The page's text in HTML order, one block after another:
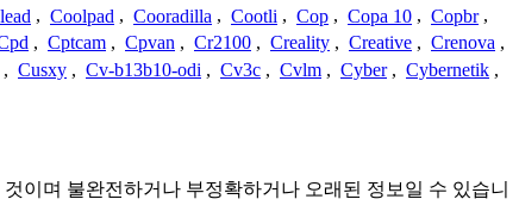
, Coolpad , Cooradilla , Cootli , Cop , Copa 10 , Copbr ,
, Cptcam , Cpvan , Cr2100 , Creality , Creative , Crenova ,
, Cusxy , Cv-b13b10-odi , Cv3c , Cvlm , Cyber , Cybernetik ,
이며 불완전하거나 부정확하거나 오래된 정보일 수 있습니